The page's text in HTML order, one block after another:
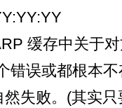
缓存中关于
错误或都根本
失败。(其实